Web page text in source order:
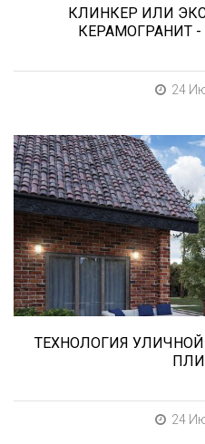
КЛИНКЕР ИЛИ
КЕРАМОГРАНИТ
24
В этой статье мы
нужно учесть при
облицовочных
ТЕХНОЛОГИЯ
24